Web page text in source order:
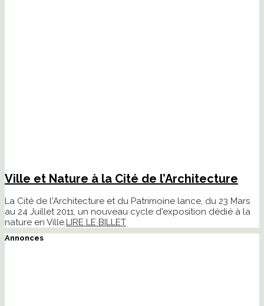
Ville et Nature à la Cité de l’Architecture
La Cité de l'Architecture et du Patrimoine lance, du 23 Mars
au 24 Juillet 2011, un nouveau cycle d'exposition dédié à la
nature en Ville. LIRE LE BILLET
Annonces